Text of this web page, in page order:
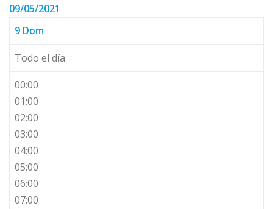
09/05/2021
9 Dom
Todo el día
00:00
01:00
02:00
03:00
04:00
05:00
06:00
07:00